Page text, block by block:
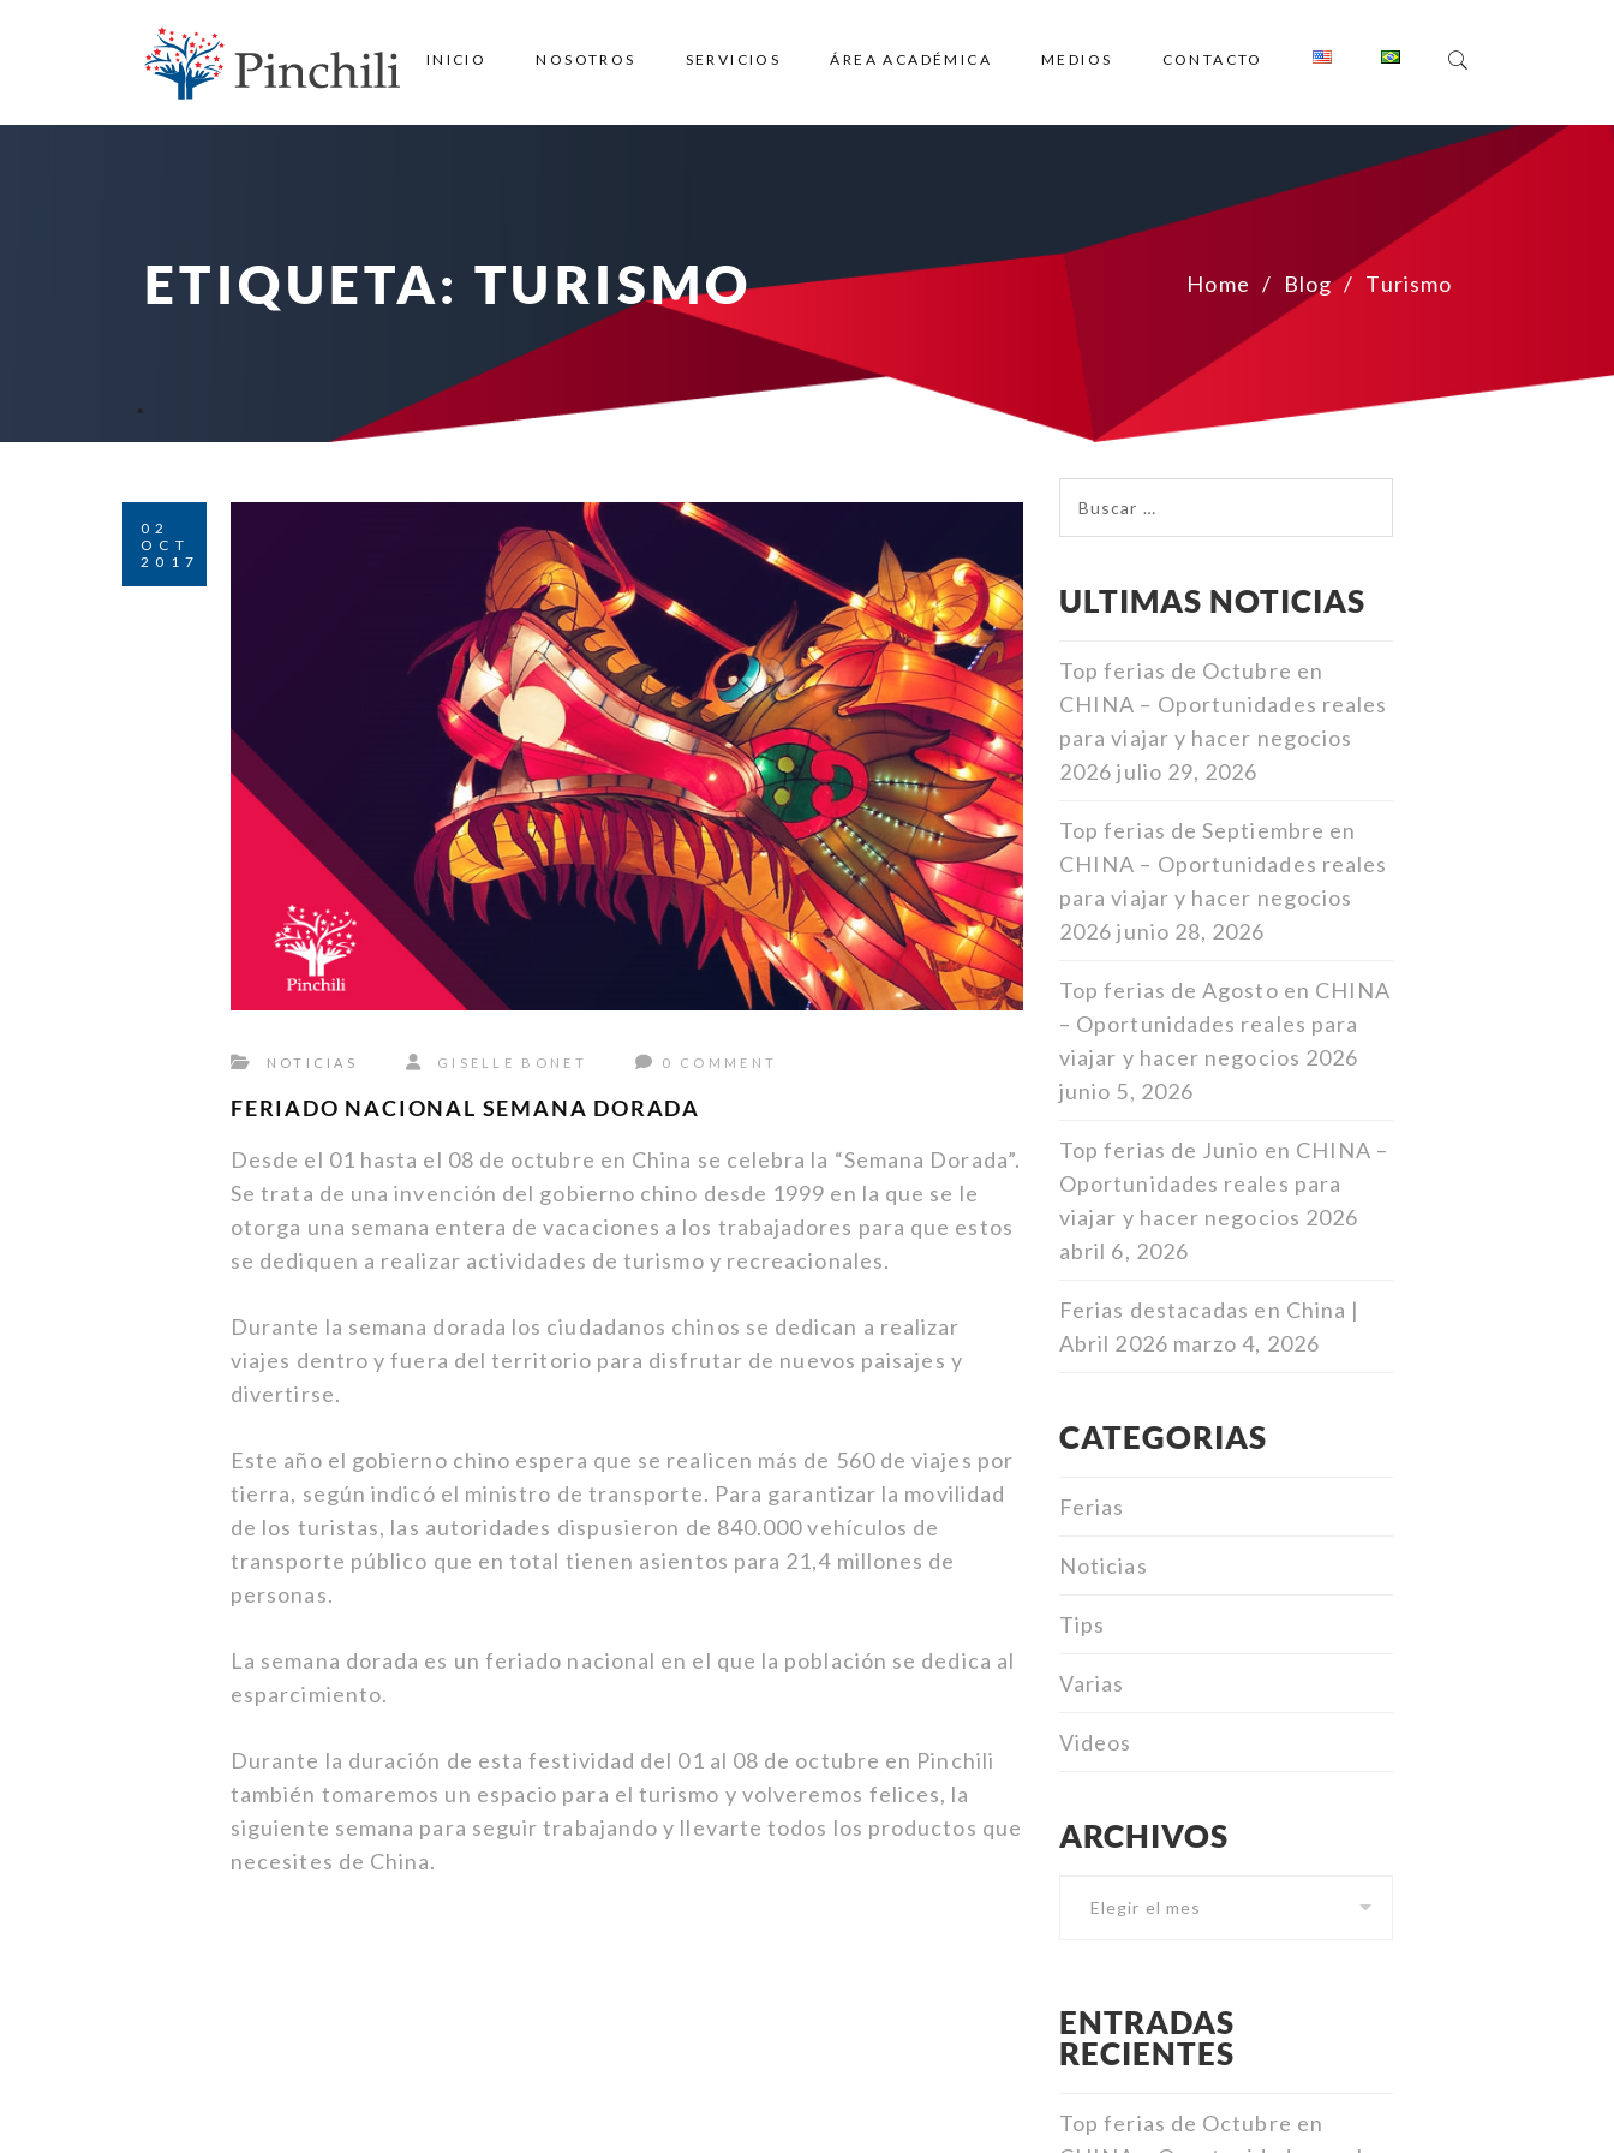
INICIO NOSOTROS SERVICIOS ÁREA ACADÉMICA MEDIOS CONTACTO
ETIQUETA: TURISMO Home Blog Turismo
02
OCT
2017
NOTICIAS GISELLE BONET 0 COMMENT
FERIADO NACIONAL SEMANA DORADA
Desde el 01 hasta el 08 de octubre en China se celebra la “Semana Dorada”.
Se trata de una invención del gobierno chino desde 1999 en la que se le
otorga una semana entera de vacaciones a los trabajadores para que estos
se dediquen a realizar actividades de turismo y recreacionales.
Durante la semana dorada los ciudadanos chinos se dedican a realizar
viajes dentro y fuera del territorio para disfrutar de nuevos paisajes y
divertirse.
Este año el gobierno chino espera que se realicen más de 560 de viajes por
tierra, según indicó el ministro de transporte. Para garantizar la movilidad
de los turistas, las autoridades dispusieron de 840.000 vehículos de
transporte público que en total tienen asientos para 21,4 millones de
personas.
La semana dorada es un feriado nacional en el que la población se dedica al
esparcimiento.
Durante la duración de esta festividad del 01 al 08 de octubre en Pinchili
también tomaremos un espacio para el turismo y volveremos felices, la
siguiente semana para seguir trabajando y llevarte todos los productos que
necesites de China.
ULTIMAS NOTICIAS
Top ferias de Octubre en
CHINA – Oportunidades reales
para viajar y hacer negocios
2026 julio 29, 2026
Top ferias de Septiembre en
CHINA – Oportunidades reales
para viajar y hacer negocios
2026 junio 28, 2026
Top ferias de Agosto en CHINA
– Oportunidades reales para
viajar y hacer negocios 2026
junio 5, 2026
Top ferias de Junio en CHINA –
Oportunidades reales para
viajar y hacer negocios 2026
abril 6, 2026
Ferias destacadas en China |
Abril 2026 marzo 4, 2026
CATEGORIAS
Ferias
Noticias
Tips
Varias
Videos
ARCHIVOS
ENTRADAS
RECIENTES
Top ferias de Octubre en